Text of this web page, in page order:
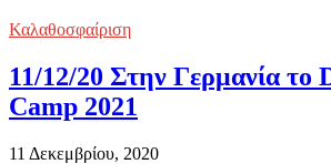
Καλαθοσφαίριση
11/12/20 Στην Γερμανία το
Camp 2021
11 Δεκεμβρίου, 2020